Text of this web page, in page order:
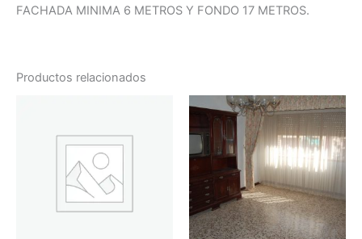
FACHADA MINIMA 6 METROS Y FONDO 17 METROS.
Productos relacionados